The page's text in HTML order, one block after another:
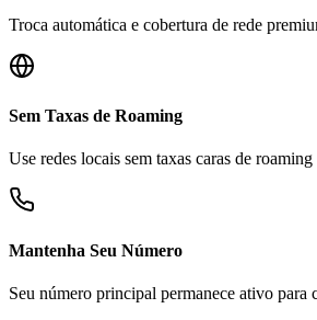
Troca automática e cobertura de rede
Sem Taxas de Roaming
Use redes locais sem taxas caras de roaming
Mantenha Seu Número
Seu número principal permanece ativo para